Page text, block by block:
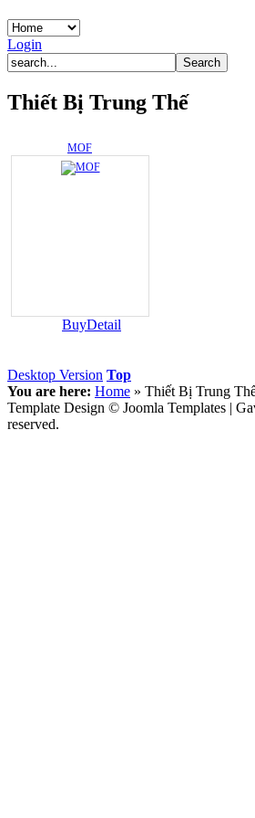
Login
Thiết Bị Trung Thế
MOF
BuyDetail
Desktop Version Top
You are here: Home » Thiết Bị Trung
Template Design © Joomla Templates |
reserved.